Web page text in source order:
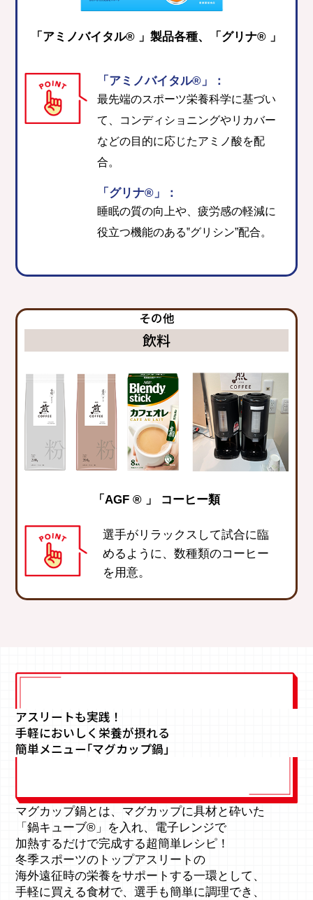
「アミノバイタル® 」製品各種、「グリナ® 」
「アミノバイタル®」：
最先端のスポーツ栄養科学に基づい
て、コンディショニングやリカバー
などの目的に応じたアミノ酸を配
合。
「グリナ®」：
睡眠の質の向上や、疲労感の軽減に
役立つ機能のある‟グリシン”配合。
その他
飲料
「AGF ® 」 コーヒー類
選手がリラックスして試合に臨
めるように、数種類のコーヒー
を用意。
アスリートも実践！
手軽においしく栄養が摂れる
簡単メニュー｢マグカップ鍋｣
マグカップ鍋とは、マグカップに具材と砕いた
「鍋キューブ®」を入れ、 電子レンジで
加熱するだけで完成する超簡単レシピ！
冬季スポーツのトップアスリートの
海外遠征時の栄養をサポートする一環として、
手軽に買える食材で、選手も簡単に調理でき、